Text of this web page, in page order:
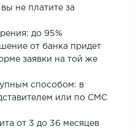
не платите за
до 95%
от банка придет
заявки на той же
способом: в
или по СМС
от 3 до 36 месяцев